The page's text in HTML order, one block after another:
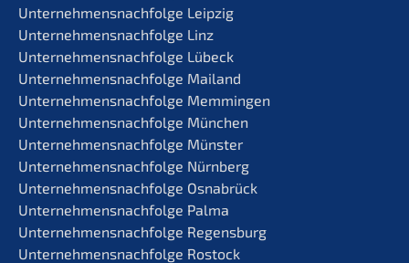
Unternehmens­nachfolge Leipzig
Unternehmens­nachfolge Linz
Unternehmens­nachfolge Lübeck
Unternehmens­nachfolge Mailand
Unternehmens­nachfolge Memmingen
Unternehmens­nachfolge München
Unternehmens­nachfolge Münster
Unternehmens­nachfolge Nürnberg
Unternehmens­nachfolge Osnabrück
Unternehmens­nachfolge Palma
Unternehmens­nachfolge Regensburg
Unternehmens­nachfolge Rostock